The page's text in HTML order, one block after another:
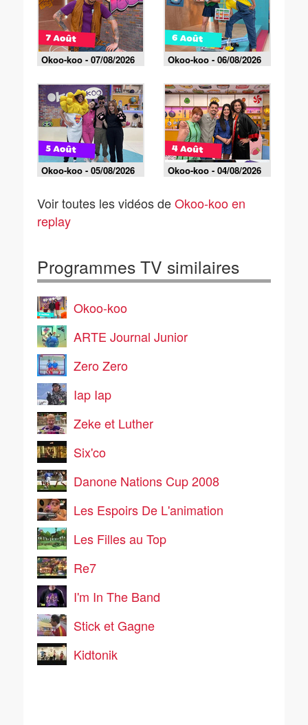
Okoo-koo - 07/08/2026 Okoo-koo - 06/08/2026
Okoo-koo - 05/08/2026 Okoo-koo - 04/08/2026
Voir toutes les vidéos deOkoo-koo en
replay
Programmes TV similaires
Okoo-koo
ARTE Journal Junior
Zero Zero
Iap Iap
Zeke et Luther
Six'co
Danone Nations Cup 2008
Les Espoirs De L'animation
Les Filles au Top
Re7
I'm In The Band
Stick et Gagne
Kidtonik